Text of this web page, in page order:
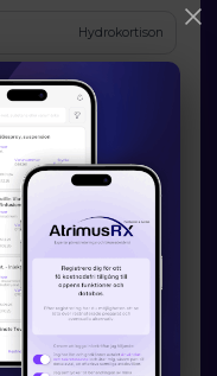
Hydrokortison
Orion Pharma AB)
publicerar den